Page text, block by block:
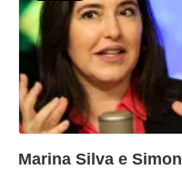
?>
Marina Silva e